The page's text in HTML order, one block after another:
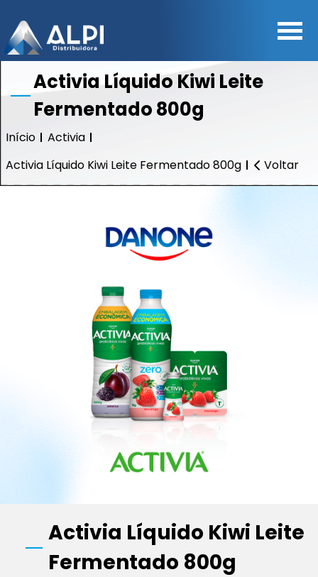
Activia Líquido Kiwi Leite
Fermentado 800g
Início
Activia
Activia Líquido Kiwi Leite Fermentado 800g
Voltar
Activia Líquido Kiwi Leite
Fermentado 800g